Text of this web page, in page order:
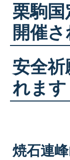
栗駒
開催
安全
れます
焼石連